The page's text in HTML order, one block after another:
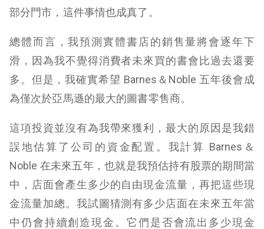
部分門市，這件事情也成真了。
總體而言，我預測實體書店的銷售量將會逐年下
滑，因為我不覺得消費者未來買的書會比過去還要
多。但是，我確實希望 Barnes＆Noble 五年後會成
為僅次於亞馬遜的最大的圖書零售商。
這項投資並沒有為我帶來獲利，最大的原因是我錯
誤地估算了公司的資金配置。我計算 Barnes＆
Noble 在未來五年，也就是我預估持有股票的期間當
中，店面會產生多少的自由現金流量，再把這些現
金流量加總。我試圖猜測有多少店面在未來五年當
中仍會持續創造現金。它們是否會流出多少現金